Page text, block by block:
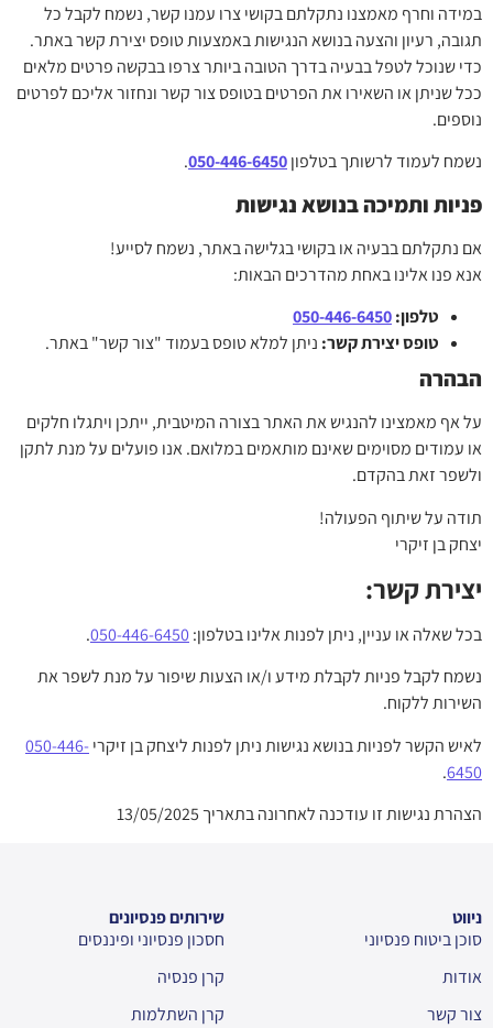
במידה וחרף מאמצנו נתקלתם בקושי צרו עמנו קשר, נשמח לקבל כל
תגובה, רעיון והצעה בנושא הנגישות באמצעות טופס יצירת קשר באתר.
כדי שנוכל לטפל בבעיה בדרך הטובה ביותר צרפו בבקשה פרטים מלאים
ככל שניתן או השאירו את הפרטים בטופס צור קשר ונחזור אליכם לפרטים
נוספים.
נשמח לעמוד לרשותך בטלפון050-446-6450
.
פניות ותמיכה בנושא נגישות
אם נתקלתם בבעיה או בקושי בגלישה באתר, נשמח לסייע!
אנא פנו אלינו באחת מהדרכים הבאות:
טלפון:050-446-6450
טופס יצירת קשר: ניתן למלא טופס בעמוד "צור קשר" באתר.
הבהרה
על אף מאמצינו להנגיש את האתר בצורה המיטבית, ייתכן ויתגלו חלקים
או עמודים מסוימים שאינם מותאמים במלואם. אנו פועלים על מנת לתקן
ולשפר זאת בהקדם.
תודה על שיתוף הפעולה!
יצחק בן זיקרי
יצירת קשר:
בכל שאלה או עניין, ניתן לפנות אלינו בטלפון:050-446-6450
.
נשמח לקבל פניות לקבלת מידע ו/או הצעות שיפור על מנת לשפר את
השירות ללקוח.
לאיש הקשר לפניות בנושא נגישות ניתן לפנות ליצחק בן זיקרי050-446-
6450
.
הצהרת נגישות זו עודכנה לאחרונה בתאריך 13/05/2025
ניווט
סוכן ביטוח פנסיוני
אודות
צור קשר
שירותים פנסיונים
חסכון פנסיוני ופיננסים
קרן פנסיה
קרן השתלמות